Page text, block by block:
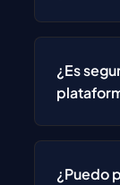
¿Es
¿Puedo